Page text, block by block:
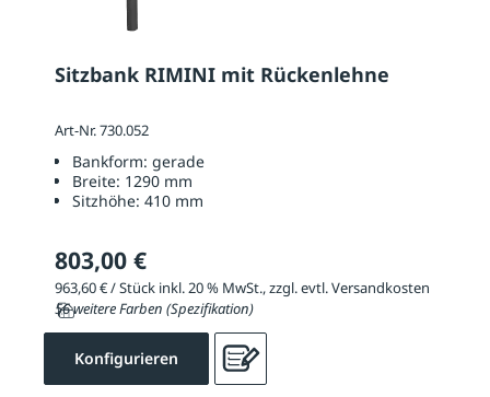
Sitzbank RIMINI mit Rückenlehne
Art-Nr. 730.052
Bankform: gerade
Breite: 1290 mm
Sitzhöhe: 410 mm
803,00 €
963,60 € / Stück inkl. 20 % MwSt., zzgl. evtl. Versandkosten
56 weitere Farben (Spezifikation)
Konfigurieren